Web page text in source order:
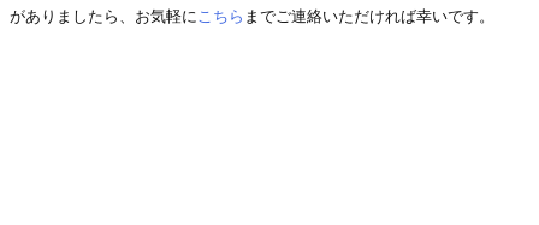
がありましたら、お気軽にこちら までご連絡いただければ幸いです。